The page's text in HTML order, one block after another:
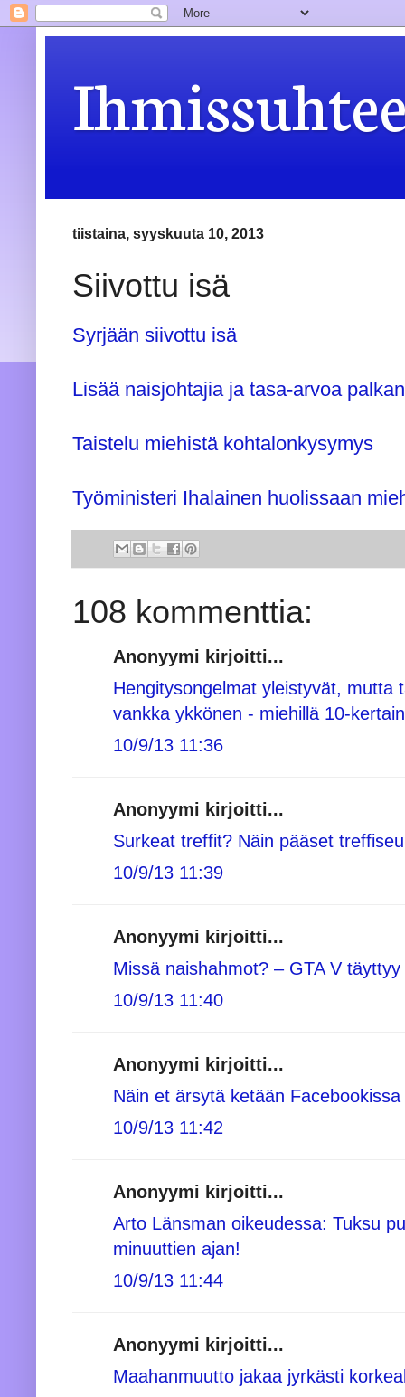
tiistaina, syyskuuta 10, 2013
Siivottu isä
Syrjään siivottu isä
Lisää naisjohtajia ja tasa-arvoa
Taistelu miehistä kohtalonkysymys
Työministeri Ihalainen huolissaan
108 kommenttia:
Anonyymi kirjoitti...
Hengitysongelmat yleistyvät, mutta
vankka ykkönen - miehillä 10-
10/9/13 11:36
Anonyymi kirjoitti...
Surkeat treffit? Näin pääset
10/9/13 11:39
Anonyymi kirjoitti...
Missä naishahmot? – GTA V
10/9/13 11:40
Anonyymi kirjoitti...
Näin et ärsytä ketään Facebookissa
10/9/13 11:42
Anonyymi kirjoitti...
Arto Länsman oikeudessa: Tuksu
minuuttien ajan!
10/9/13 11:44
Anonyymi kirjoitti...
Maahanmuutto jakaa jyrkästi